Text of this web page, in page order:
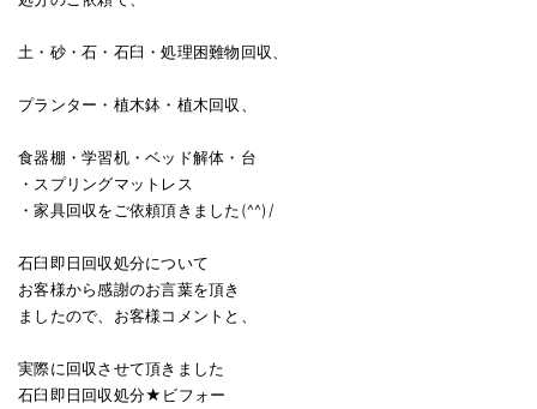
土・砂・石・石臼・処理困難物回収、
プランター・植木鉢・植木回収、
食器棚・学習机・ベッド解体・台
・スプリングマットレス
・家具回収をご依頼頂きました(^^)/
石臼即日回収処分について
お客様から感謝のお言葉を頂き
ましたので、お客様コメントと、
実際に回収させて頂きました
石臼即日回収処分★ビフォー